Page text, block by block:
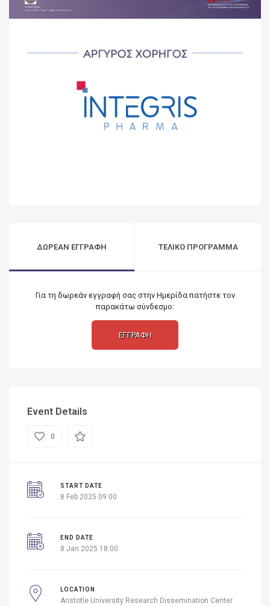
ΔΩΡΕΑΝ ΕΓΓΡΑΦΗ ΤΕΛΙΚΟ ΠΡΟΓΡΑΜΜΑ
Για τη δωρεάν εγγραφή σας στην Ημερίδα πατήστε τον
παρακάτω σύνδεσμο:
ΕΓΓΡΑΦΗ
Event Details
0
START DATE
8 Feb 2025 09:00
END DATE
8 Jan 2025 18:00
LOCATION
Aristotle University Research Dissemination Center